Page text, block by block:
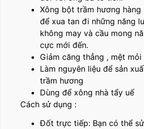
Xông bột trầm hương hàng
để xua tan đi những năng
không may và cầu mong
cực mới đến.
Giảm căng thẳng , mệt mỏi
Làm nguyên liệu để sản
trầm hương
Dùng để xông nhà tẩy uế
Cách sử dụng :
Đốt trực tiếp: Bạn có thể